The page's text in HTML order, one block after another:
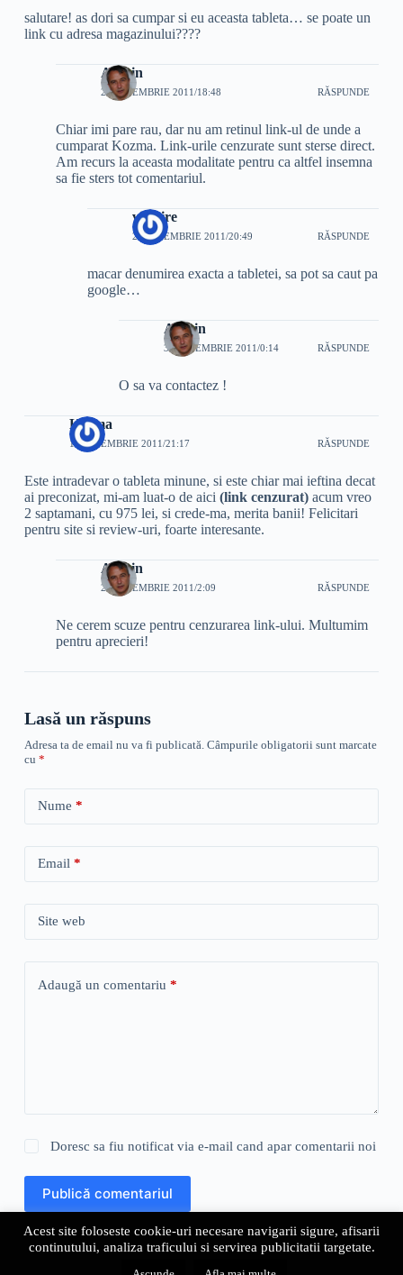
salutare! as dori sa cumpar si eu aceasta tableta… se poate un
link cu adresa magazinului????
Admin
27 NOIEMBRIE 2011/18:48 RĂSPUNDE
Chiar imi pare rau, dar nu am retinul link-ul de unde a
cumparat Kozma. Link-urile cenzurate sunt sterse direct.
Am recurs la aceasta modalitate pentru ca altfel insemna
sa fie sters tot comentariul.
victoire
29 NOIEMBRIE 2011/20:49 RĂSPUNDE
macar denumirea exacta a tabletei, sa pot sa caut pa
google…
Admin
30 NOIEMBRIE 2011/0:14 RĂSPUNDE
O sa va contactez !
Kozma
19 NOIEMBRIE 2011/21:17 RĂSPUNDE
Este intradevar o tableta minune, si este chiar mai ieftina decat
ai preconizat, mi-am luat-o de aici (link cenzurat)acum vreo
2 saptamani, cu 975 lei, si crede-ma, merita banii! Felicitari
pentru site si review-uri, foarte interesante.
Admin
20 NOIEMBRIE 2011/2:09 RĂSPUNDE
Ne cerem scuze pentru cenzurarea link-ului. Multumim
pentru aprecieri!
Lasă un răspuns
Adresa ta de email nu va fi publicată. Câmpurile obligatorii sunt marcate
cu *
Nume *
Email *
Site web
Adaugă un comentariu *
Doresc sa fiu notificat via e-mail cand apar comentarii noi
Publică comentariul
Acest site foloseste cookie-uri necesare navigarii sigure, afisarii
continutului, analiza traficului si servirea publicitatii targetate.